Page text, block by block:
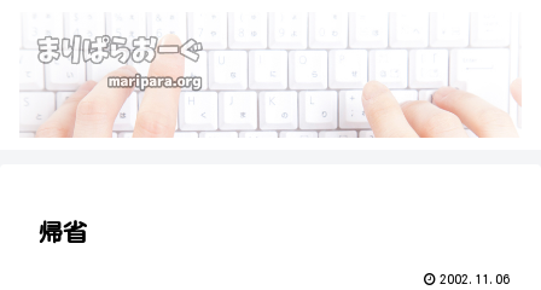
帰省
2002.11.06